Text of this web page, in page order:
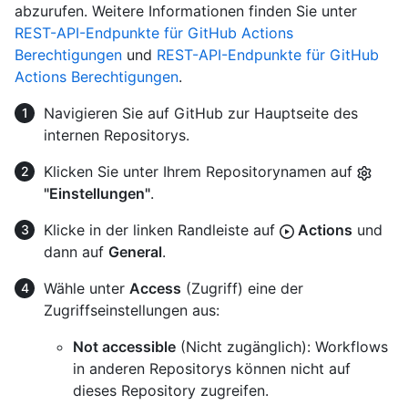
abzurufen. Weitere Informationen finden Sie unter
REST-API-Endpunkte für GitHub Actions
Berechtigungen und REST-API-Endpunkte für GitHub
Actions Berechtigungen.
Navigieren Sie auf GitHub zur Hauptseite des
internen Repositorys.
Klicken Sie unter Ihrem Repositorynamen auf
"Einstellungen".
Klicke in der linken Randleiste auf
Actions und
dann auf General.
Wähle unter Access (Zugriff) eine der
Zugriffseinstellungen aus:
Not accessible (Nicht zugänglich): Workflows
in anderen Repositorys können nicht auf
dieses Repository zugreifen.